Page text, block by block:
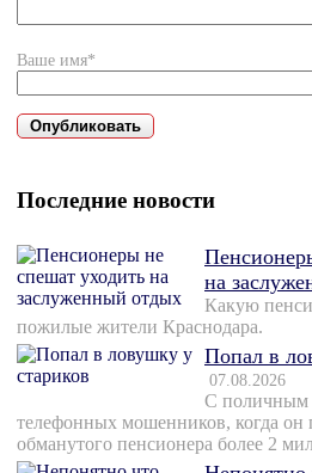
Ваше имя*
Последние новости
на
Какую
пожилые жители Краснодара.
Попал в
07.08.2026
С поличным
телефонных мошенников, когда он
обманутого пенсионера более 2